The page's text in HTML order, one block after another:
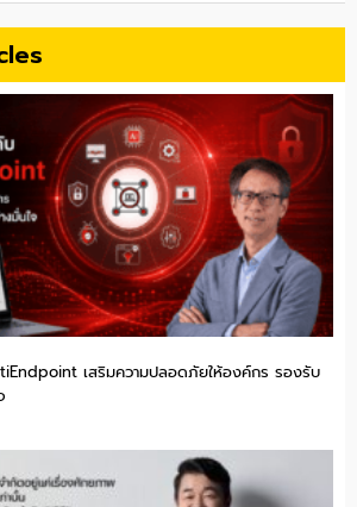
เสริมความปลอดภัยให้องค์กร รองรับ